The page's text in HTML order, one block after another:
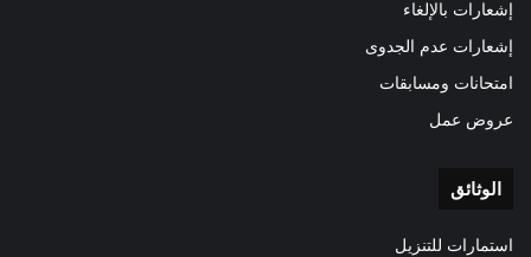
إشعارات بالإلغاء
إشعارات عدم الجدوى
امتحانات ومسابقات
عروض عمل
الوثائق
استمارات للتنزيل